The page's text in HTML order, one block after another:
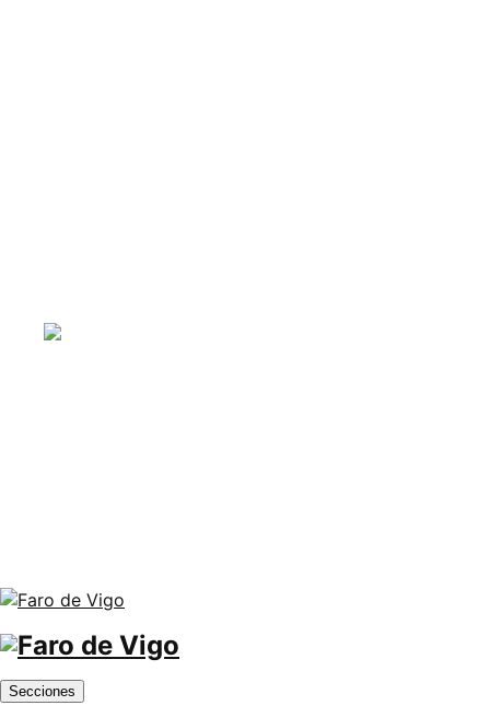
Secciones